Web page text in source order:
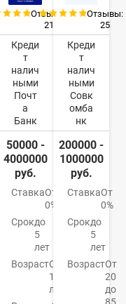
Отзывы:
21
Креди
т
налич
ными
Почт
а
Банк
50000 -
4000000
руб.
СтавкаОт
0%
Срокдо
5
лет
ВозрастОт
18
лет
Отзывы:
25
Креди
т
налич
ными
Совк
омба
нк
200000 -
1000000
руб.
СтавкаОт
0%
Срокдо
5
лет
ВозрастОт
20
до